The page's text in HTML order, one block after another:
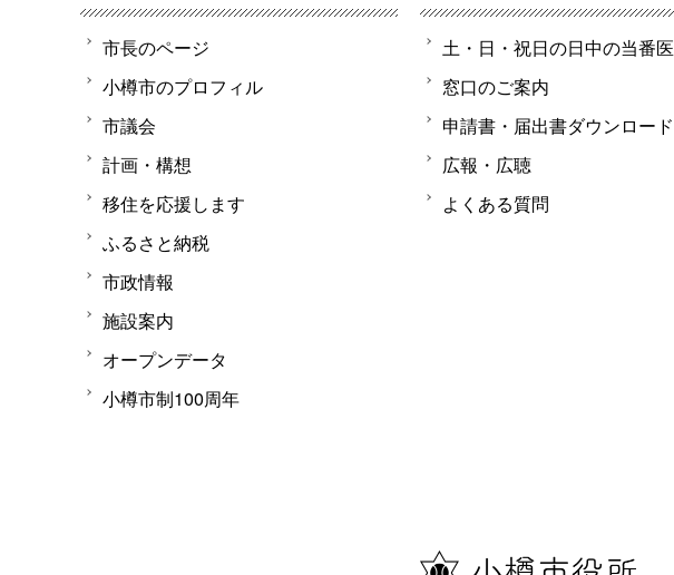
市長のページ
小樽市のプロフィル
市議会
計画・構想
移住を応援します
ふるさと納税
市政情報
施設案内
オープンデータ
小樽市制100周年
土・日・祝日の日中の当番医
窓口のご案内
申請書・届出書ダウンロード
広報・広聴
よくある質問